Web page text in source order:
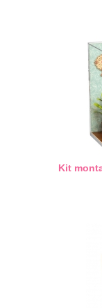
Kit